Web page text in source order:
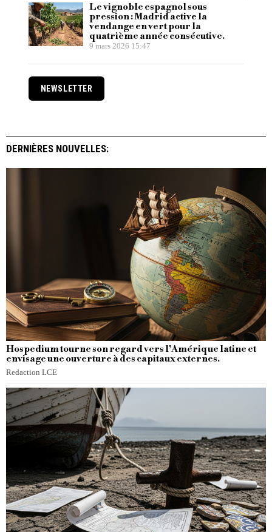
Le vignoble espagnol sous
pression : Madrid active la
vendange en vert pour la
quatrième année consécutive.
9 mars 2026 15:47
NEWSLETTER
DERNIÈRES NOUVELLES:
Hospedium tourne son regard vers l’Amérique latine et
envisage une ouverture à des capitaux externes.
Redaction LCE